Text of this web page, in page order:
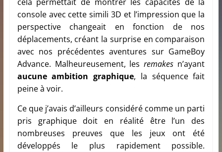
console avec cette simili 3D et l’impression que la
perspective changeait en fonction de nos
déplacements, créant la surprise en comparaison
avec nos précédentes aventures sur GameBoy
Advance. Malheureusement, lesremakes n’ayant
aucune ambition graphique, la séquence fait
peine à voir.
Ce que j’avais d’ailleurs considéré comme un parti
pris graphique doit en réalité être l’un des
nombreuses preuves que les jeux ont été
développés le plus rapidement possible.